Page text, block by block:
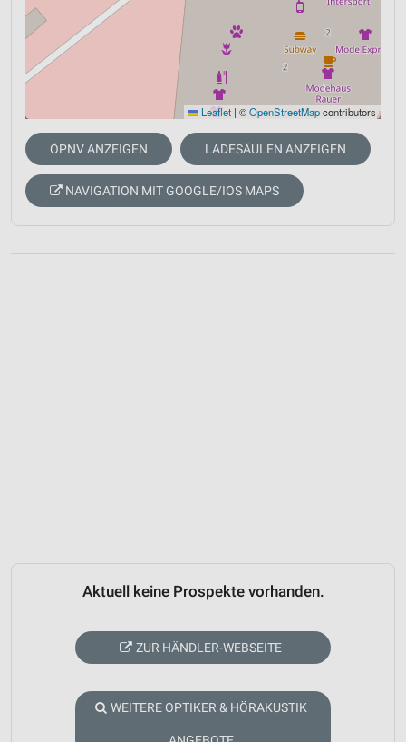
Leaflet | ©OpenStreetMapcontributors
ÖPNV ANZEIGEN LADESÄULEN ANZEIGEN
NAVIGATION MIT GOOGLE/IOS MAPS
Aktuell keine Prospekte vorhanden.
ZUR HÄNDLER-WEBSEITE
WEITERE OPTIKER & HÖRAKUSTIK